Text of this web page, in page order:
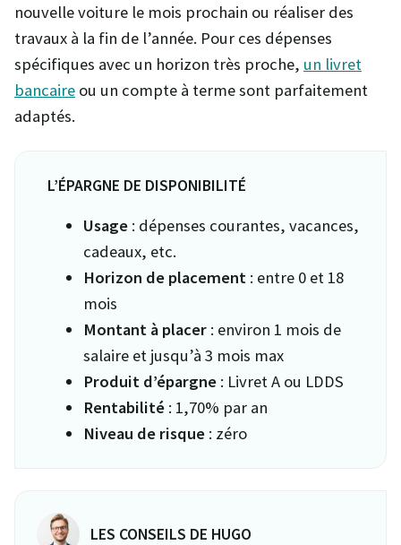
nouvelle voiture le mois prochain ou réaliser des
travaux à la fin de l’année. Pour ces dépenses
spécifiques avec un horizon très proche, un livret
bancaire ou un compte à terme sont parfaitement
adaptés.
L’ÉPARGNE DE DISPONIBILITÉ
Usage : dépenses courantes, vacances,
cadeaux, etc.
Horizon de placement : entre 0 et 18
mois
Montant à placer : environ 1 mois de
salaire et jusqu’à 3 mois max
Produit d’épargne : Livret A ou LDDS
Rentabilité : 1,70% par an
Niveau de risque : zéro
LES CONSEILS DE HUGO